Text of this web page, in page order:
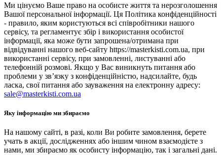
Ми цінуємо Ваше право на особисте життя та нерозголошення
Вашої персональної інформації. Ця Політика конфіденційності
- правило, яким користуються всі співробітники нашого
сервісу, та регламентує збір і використання особистої
інформації, яка може бути запрошена/отримана при
відвідуванні нашого веб-сайту https://masterkisti.com.ua, при
використанні сервісу, при замовленні, листуванні або
телефонній розмові. Якщо у Вас виникнуть питання або
проблеми у зв’язку з конфіденційністю, надсилайте, будь
ласка, свої питання або зауваження на електронну адресу:
sale@masterkisti.com.ua
Яку інформацію ми збираємо
На нашому сайті, в разі, коли Ви робите замовлення, берете
учать в акції, дослідженнях або іншим чином взаємодієте з
нами, ми збираємо як особисту інформацію, так і загальні дані.